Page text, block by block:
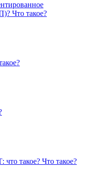
Что такое?
что такое? Что такое?